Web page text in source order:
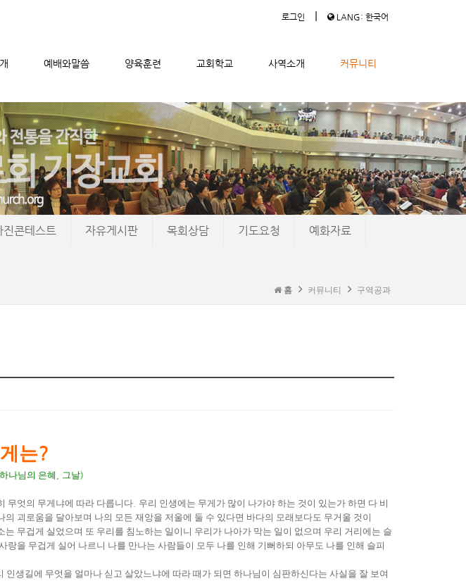
로그인 | LANG: 한국어
예배와말씀 양육훈련 교회학교 사역소개 커뮤니티
뛰기
진콘테스트 자유게시판 목회상담 기도요청 예화자료
홈 커뮤니티 구역공과
는?
나님의 은혜 그날)
무엇의 무게냐에 따라 다릅니다 우리 인생에는 무게가 많이 나가야 하는 것이 있는가 하면 다 비
의 괴로움을 달아보며 나의 모든 재앙을 저울에 둘 수 있다면 바다의 모래보다도 무거울 것이
는 무겁게 실었으며 또 우리를 침노하는 일이니 우리가 나아가 막는 일이 없으며 우리 거리에는 슬
랑을 무겁게 실어 나르니 나를 만나는 사람들이 모두 나를 인해 기뻐하되 아무도 나를 인해 슬피
인생길에 무엇을 얼마나 싣고 살았느냐에 따라 때가 되면 하나님이 심판하신다는 사실을 잘 보여